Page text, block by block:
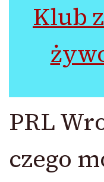
Klub
PRL
czego